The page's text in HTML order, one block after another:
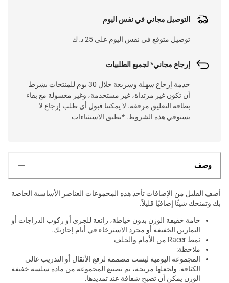
التوصيل مجاني في نفس اليوم
توصيل متوقع في نفس اليوم على 25 د.ك
إرجاع مجاني* لجميع الطلبيات
خدمة إرجاع سهلة وسريعة خلال 30 يوم للمنتجات بشرط
أن تكون غير مرتداة، غير مستخدمة، وغير مغسولة مع بقاء
بطاقة التعليق مرفقة. لا يمكننا قبول أي طلب إرجاع لا
يستوفي هذه الشروط. *تطبق الاستثناءات
وصف
أضف القليل من الإضافات تأخذ هذه المجموعات العناصر الأساسية الخاصة
بك وتمنحك شيئًا إضافيًا قليلاً.
خامة خفيفة الوزن بدون خياطة، رائعة للجري أو ركوب الدراجات أو
التمارين الخفيفة أو مجرد الاسترخاء في أيام إجازتك.
نمط Racer من الأمام والخلف
ملاحظة:
المجموعة اليومية ليست مصممة لرفع الأثقال أو التدريب عالي
الكثافة. ولجعلها مريحة، تم تصنيع المجموعة من مادة سلسة خفيفة
الوزن يمكن أن تصبح شفافة عند تمديدها.